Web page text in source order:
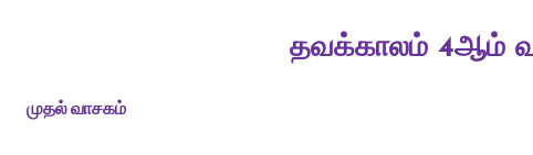
தவக்காலம் 4ஆம்
முதல் வாசகம்